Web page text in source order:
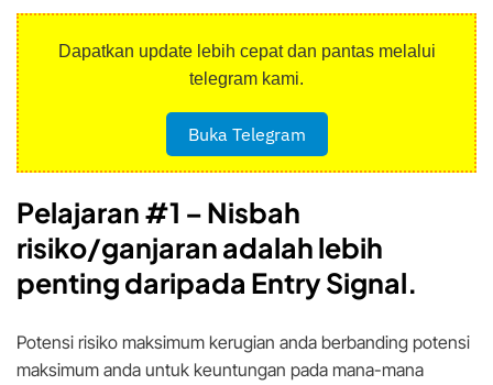
Dapatkan update lebih cepat dan pantas melalui
telegram kami.
Buka Telegram
Pelajaran #1 –Nisbah
risiko/ganjaran adalah lebih
penting daripada Entry Signal.
Potensi risiko maksimum kerugian anda berbanding potensi
maksimum anda untuk keuntungan pada mana-mana